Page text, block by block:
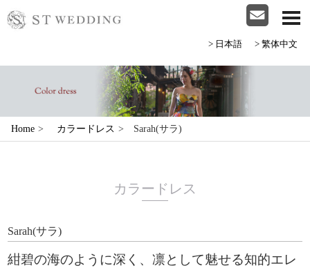
>日本語 >繁体中文
Home > カラードレス > Sarah(サラ)
カラードレス
Sarah(サラ)
紺碧の海のように深く、凛として魅せる知的エレ